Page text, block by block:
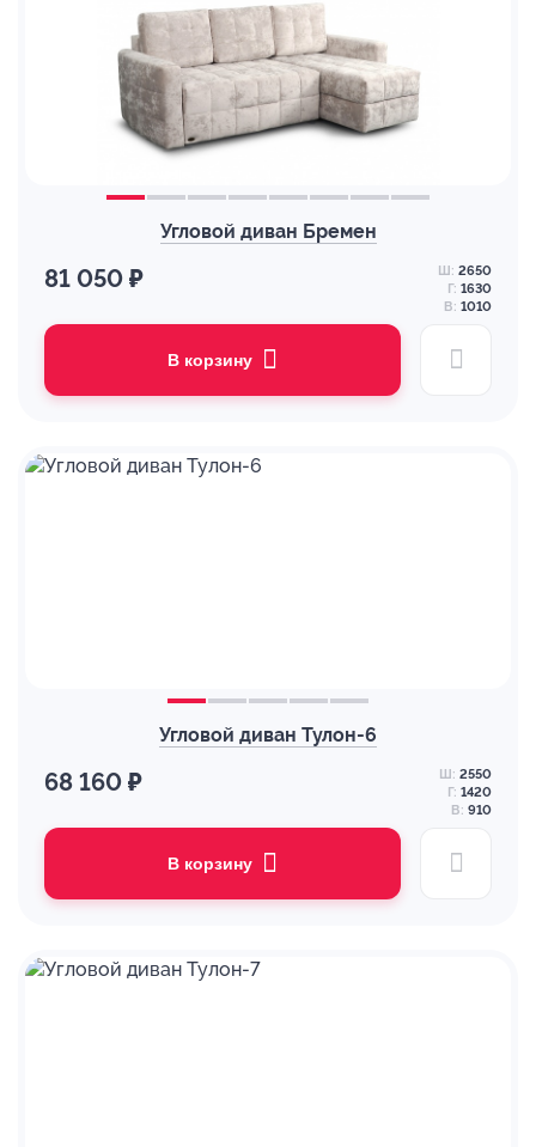
Угловой диван Бремен
81 050 ₽ Ш: 2650
Г: 1630
В: 1010
В корзину
Угловой диван Тулон-6
68 160 ₽ Ш: 2550
Г: 1420
В: 910
В корзину